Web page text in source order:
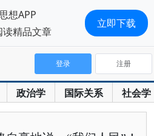
政治学 国际关系 社会学
登录 注册
想APP
精品文章
立即下载